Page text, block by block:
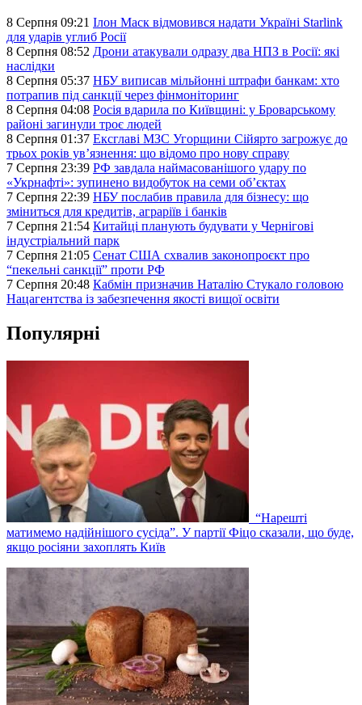
8 Серпня 09:21 Ілон Маск відмовився надати Україні Starlink
для ударів углиб Росії
8 Серпня 08:52 Дрони атакували одразу два НПЗ в Росії: які
наслідки
8 Серпня 05:37 НБУ виписав мільйонні штрафи банкам: хто
потрапив під санкції через фінмоніторинг
8 Серпня 04:08 Росія вдарила по Київщині: у Броварському
районі загинули троє людей
8 Серпня 01:37 Ексглаві МЗС Угорщини Сійярто загрожує до
трьох років ув’язнення: що відомо про нову справу
7 Серпня 23:39 РФ завдала наймасованішого удару по
«Укрнафті»: зупинено видобуток на семи об’єктах
7 Серпня 22:39 НБУ послабив правила для бізнесу: що
зміниться для кредитів, аграріїв і банків
7 Серпня 21:54 Китайці планують будувати у Чернігові
індустріальний парк
7 Серпня 21:05 Сенат США схвалив законопроєкт про
“пекельні санкції” проти РФ
7 Серпня 20:48 Кабмін призначив Наталію Стукало головою
Нацагентства із забезпечення якості вищої освіти
Популярні
“Нарешті
матимемо надійнішого сусіда”. У партії Фіцо сказали, що буде,
якщо росіяни захоплять Київ